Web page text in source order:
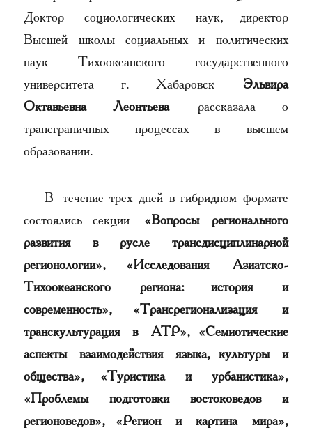
Доктор социологических наук, директор
Высшей школы социальных и политических
наук Тихоокеанского государственного
университета г. Хабаровск Эльвира
Октавьевна Леонтьеварассказала о
трансграничных процессах в высшем
образовании.
В течение трех дней в гибридном формате
состоялись секции «Вопросы регионального
развития в русле трансдисциплинарной
регионологии», «Исследования Азиатско-
Тихоокеанского региона: история и
современность», «Трансрегионализация и
транскультурация в АТР», «Семиотические
аспекты взаимодействия языка, культуры и
общества», «Туристика и урбанистика»,
«Проблемы подготовки востоковедов и
регионоведов», «Регион и картина мира»,